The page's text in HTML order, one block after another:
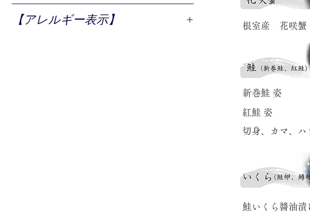
※解凍後は、賞味期限に関わらず、お早めにお召し
【アレルギー表示】 ​根室産 花咲蟹
​新巻鮭 姿
​紅鮭 姿
切身、カマ、ハ
鮭いくら醬油漬